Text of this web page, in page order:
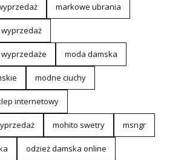
markowe ubrania
moda damska
modne ciuchy
internetowy
mohito swetry msngr
odzież damska online